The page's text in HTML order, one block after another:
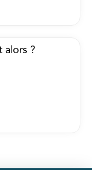
alors ?